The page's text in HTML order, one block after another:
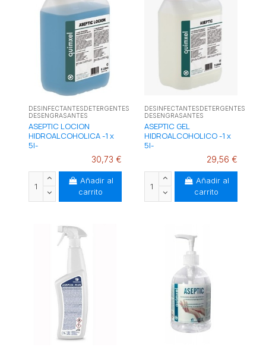
DESINFECTANTESDETERGENTES
DESENGRASANTES
ASEPTIC LOCION
HIDROALCOHOLICA -1 x
5l-
30,73 €
Añadir al
carrito
DESINFECTANTESDETERGENTES
DESENGRASANTES
ASEPTIC GEL
HIDROALCOHOLICO -1 x
5l-
29,56 €
Añadir al
carrito